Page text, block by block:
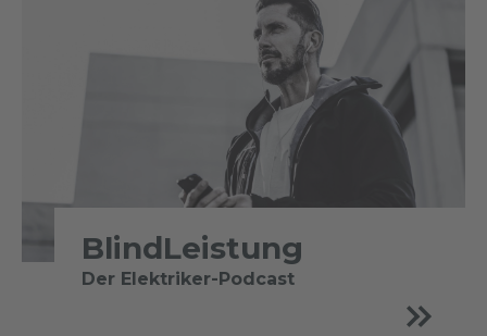
BlindLeistung
Der Elektriker-Podcast